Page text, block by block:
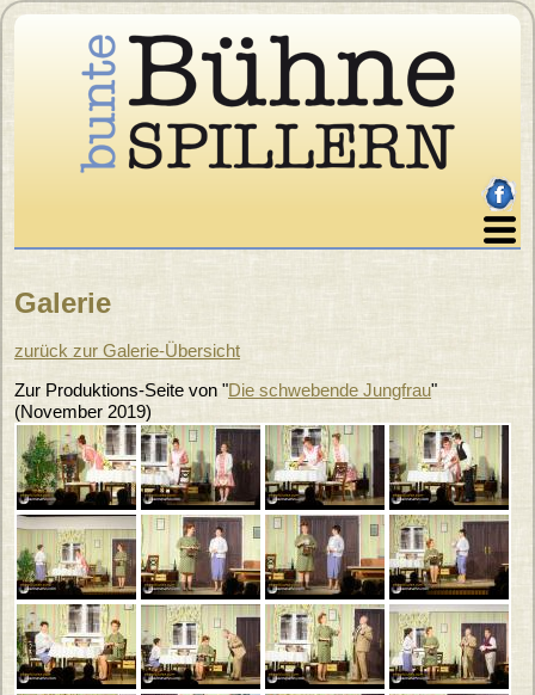
Direkt zum Inhalt
Über uns
Archiv
Galerie
Presse
Impressum
Sie sind hier
Galerie
zurück zur Galerie-Übersicht
Zur Produktions-Seite von "Die schwebende Jungfrau"
(November 2019)